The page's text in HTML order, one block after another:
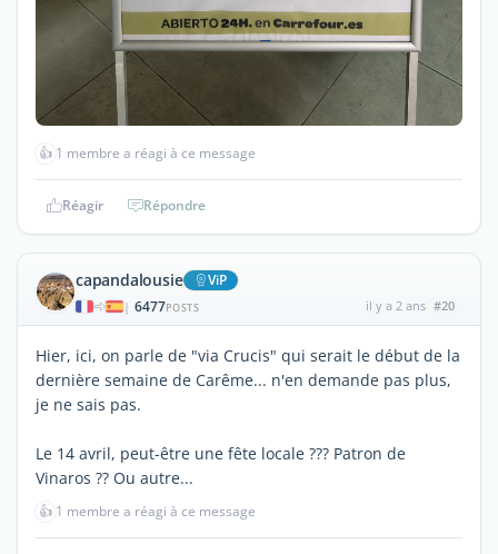
👍 1 membre a réagi à ce message
Réagir Répondre
capandalousie ViP
| 6477POSTS il y a 2 ans #20
Hier, ici, on parle de "via Crucis" qui serait le début de la
dernière semaine de Carême... n'en demande pas plus,
je ne sais pas.
Le 14 avril, peut-être une fête locale ??? Patron de
Vinaros ?? Ou autre...
👍 1 membre a réagi à ce message